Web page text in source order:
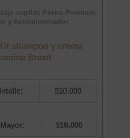
capilar, Packs Premium,
y Acondicionador
shampoo y crema
Brasil
$10.000
$10.000